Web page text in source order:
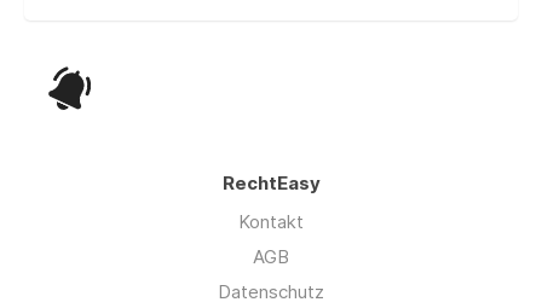
RechtEasy
Kontakt
AGB
Datenschutz